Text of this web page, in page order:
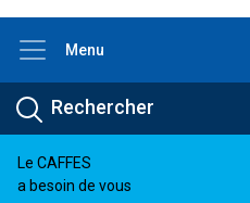
Menu
Le CAFFES
a besoin de vous